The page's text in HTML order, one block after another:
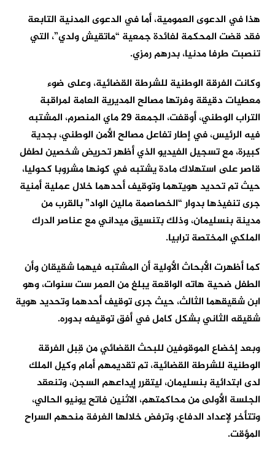
هذا في الدعوى العمومية، أما في الدعوى المدنية التابعة
فقد قضت المحكمة لفائدة جمعية “ماتقيش ولدي”، التي
تنصبت طرفا مدنيا، بدرهم رمزي.
وكانت الفرقة الوطنية للشرطة القضائية، وعلى ضوء
معطيات دقيقة وفرتها مصالح المديرية العامة لمراقبة
التراب الوطني، أوقفت، الجمعة 29 ماي المنصرم، المشتبه
فيه الرئيس، في إطار تفاعل مصالح الأمن الوطني، بجدية
كبيرة، مع تسجيل الفيديو الذي أظهر تحريض شخصين لطفل
قاصر على استهلاك مادة يشتبه في كونها مشروبا كحوليا،
حيث تم تحديد هويتهما وتوقيف أحدهما خلال عملية أمنية
جرى تنفيذها بدوار “الخصاصمة مالين الواد” بالقرب من
مدينة بنسليمان، وذلك بتنسيق ميداني مع عناصر الدرك
الملكي المختصة ترابيا.
كما أظهرت الأبحاث الأولية أن المشتبه فيهما شقيقان وأن
الطفل ضحية هاته الواقعة يبلغ من العمر ست سنوات، وهو
ابن شقيقهما الثالث، حيث جرى توقيف أحدهما وتحديد هوية
شقيقه الثاني بشكل كامل في أفق توقيفه بدوره.
وبعد إخضاع الموقوفين للبحث القضائي من قِبل الفرقة
الوطنية للشرطة القضائية، تم تقديمهم أمام وكيل الملك
لدى ابتدائية بنسليمان، ليتقرر إيداعهم السجن، وتنعقد
الجلسة الأولى من محاكمتهم، الاثنين فاتح يونيو الحالي،
وتتأخر لإعداد الدفاع، وترفض خلالها الغرفة منحهم السراح
المؤقت.